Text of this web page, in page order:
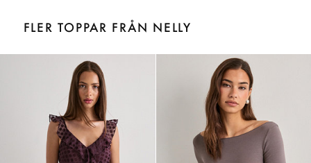
FLER TOPPAR FRÅN NELLY